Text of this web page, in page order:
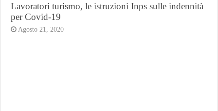
Lavoratori turismo, le istruzioni Inps sulle indennità
per Covid-19
Agosto 21, 2020